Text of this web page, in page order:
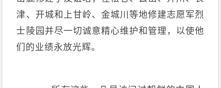
津、开城和上甘岭、金城川等地修建志愿军烈
士陵园并尽一切诚意精心维护和管理，以使他
们的业绩永放光辉。